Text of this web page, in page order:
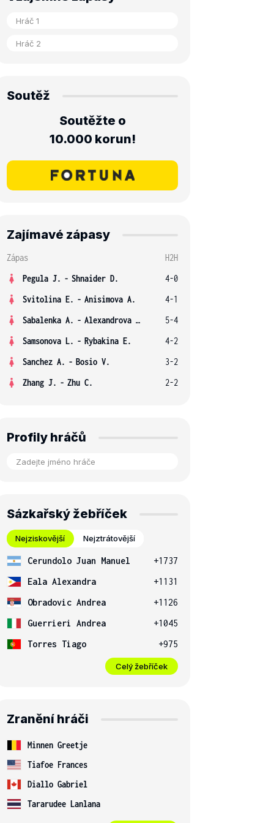
Soutěž
Soutěžte o
10.000 korun!
Zajímavé zápasy
Zápas
H2H
Pegula J. - Shnaider D.
4-0
Svitolina E. - Anisimova A.
4-1
Sabalenka A. - Alexandrova E.
5-4
Samsonova L. - Rybakina E.
4-2
Sanchez A. - Bosio V.
3-2
Zhang J. - Zhu C. 2-2
Profily hráčů
Sázkařský žebříček
Nejziskovější Nejztrátovější
Cerundolo Juan Manuel
+1737
Eala Alexandra
+1131
Obradovic Andrea
+1126
Guerrieri Andrea
+1045
Torres Tiago
+975
Celý žebříček
Zranění hráči
Minnen Greetje
Tiafoe Frances
Diallo Gabriel
Tararudee Lanlana